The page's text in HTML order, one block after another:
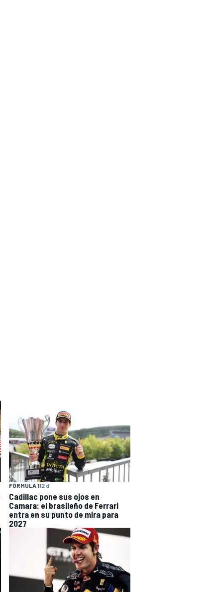
FÓRMULA 112 d
Cadillac pone sus ojos en
Camara: el brasileño de Ferrari
entra en su punto de mira para
2027